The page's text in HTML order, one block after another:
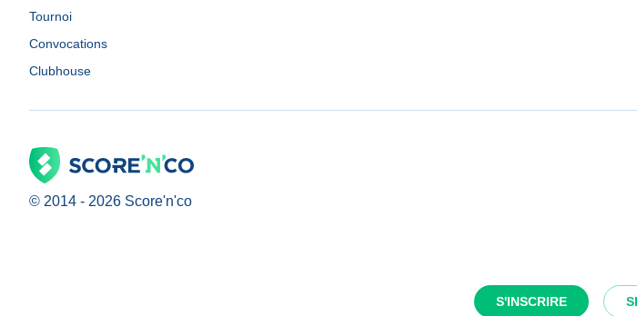
S'INSCRIRE
Tournoi
Convocations
Clubhouse
© 2014 - 2026 Score'n'co